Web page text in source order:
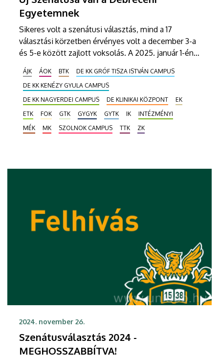
Egyetemnek
Sikeres volt a szenátusi választás, mind a 17
választási körzetben érvényes volt a december 3-a
és 5-e között zajlott voksolás. A 2025. január 1-én
póttagot választott meg az egyetem polgársága.
ÁJK ÁOK BTK
DE KK GRÓF TISZA ISTVÁN CAMPUS
DE KK KENÉZY GYULA CAMPUS
DE KK NAGYERDEI CAMPUS
DE KLINIKAI KÖZPONT
EK
ETK
FOK GTK GYGYK GYTK IK
INTÉZMÉNYI
MÉK
MK SZOLNOK CAMPUS TTK ZK
2024. november 26.
Szenátusválasztás 2024 -
MEGHOSSZABBÍTVA!